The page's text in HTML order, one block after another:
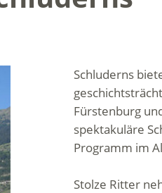
Schluderns
Fürstenburg
spektakuläre
Programm im
Stolze Ritter